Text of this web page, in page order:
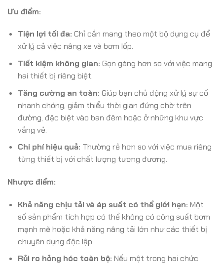
Ưu điểm:
Tiện lợi tối đa: Chỉ cần mang theo một bộ dụng cụ để
xử lý cả việc nâng xe và bơm lốp.
Tiết kiệm không gian: Gọn gàng hơn so với việc mang
hai thiết bị riêng biệt.
Tăng cường an toàn: Giúp bạn chủ động xử lý sự cố
nhanh chóng, giảm thiểu thời gian đứng chờ trên
đường, đặc biệt vào ban đêm hoặc ở những khu vực
vắng vẻ.
Chi phí hiệu quả: Thường rẻ hơn so với việc mua riêng
từng thiết bị với chất lượng tương đương.
Nhược điểm:
Khả năng chịu tải và áp suất có thể giới hạn: Một
số sản phẩm tích hợp có thể không có công suất bơm
mạnh mẽ hoặc khả năng nâng tải lớn như các thiết bị
chuyên dụng độc lập.
Rủi ro hỏng hóc toàn bộ: Nếu một trong hai chức